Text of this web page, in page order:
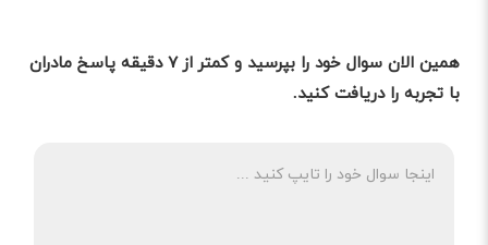
همین الان سوال خود را بپرسید و کمتر از ۷ دقیقه پاسخ مادران
با تجربه را دریافت کنید.